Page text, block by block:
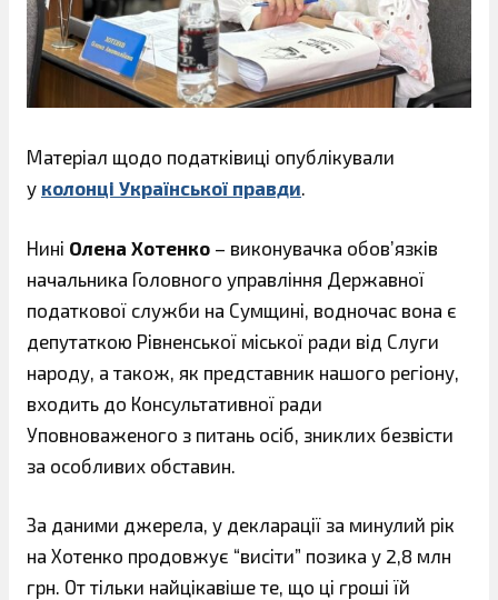
Матеріал щодо податківиці опублікували
у колонці Української правди.
Нині Олена Хотенко – виконувачка обов’язків
начальника Головного управління Державної
податкової служби на Сумщині, водночас вона є
депутаткою Рівненської міської ради від Слуги
народу, а також, як представник нашого регіону,
входить до Консультативної ради
Уповноваженого з питань осіб, зниклих безвісти
за особливих обставин.
За даними джерела, у декларації за минулий рік
на Хотенко продовжує “висіти” позика у 2,8 млн
грн. От тільки найцікавіше те, що ці гроші їй